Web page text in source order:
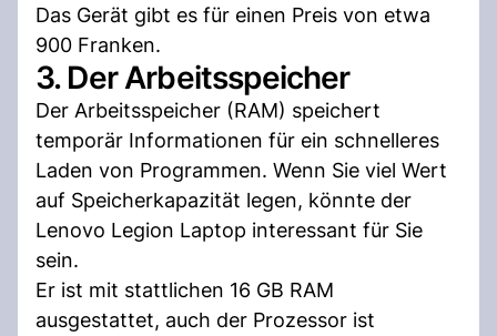
Das Gerät gibt es für einen Preis von etwa
900 Franken.
3. Der Arbeitsspeicher
Der Arbeitsspeicher (RAM) speichert
temporär Informationen für ein schnelleres
Laden von Programmen. Wenn Sie viel Wert
auf Speicherkapazität legen, könnte der
Lenovo Legion Laptop interessant für Sie
sein.
Er ist mit stattlichen 16 GB RAM
ausgestattet, auch der Prozessor ist